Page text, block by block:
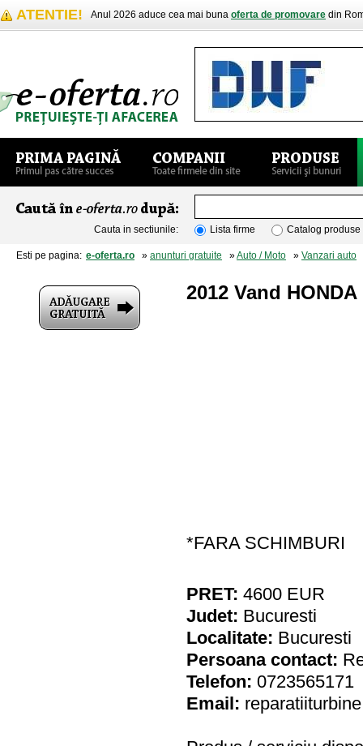
ATENTIE! Anul 2026 aduce cea mai buna oferta de promovare din
Cauta in sectiunile: Lista firme Catalog produse
Esti pe pagina: e-oferta.ro » anunturi gratuite »Auto / Moto » Vanzari auto
2012 Vand
*FARA SCHIMBURI
PRET: 4600 EUR
Judet: Bucuresti
Localitate: Bucuresti
Persoana contact:
Telefon: 0723565171
Email: